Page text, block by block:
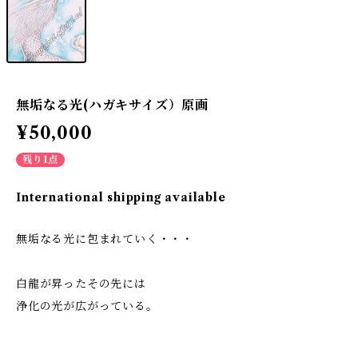
無垢なる光(ハガキサイズ）原画
¥50,000
残り1点
International shipping available
無垢なる光に包まれていく・・・
白龍が昇ったその先には
浄化の光が広がっている。